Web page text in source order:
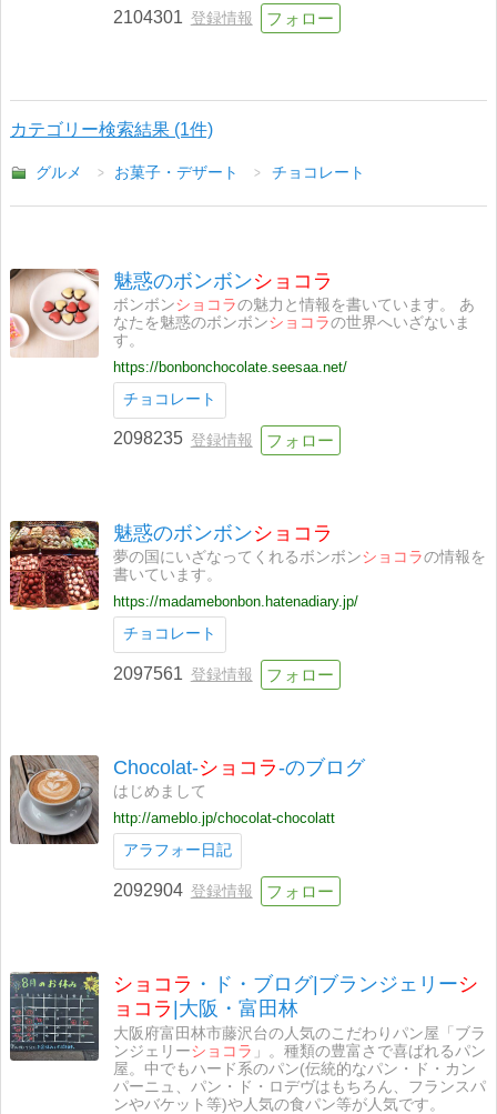
2104301 登録情報
カテゴリー検索結果 (1件)
グルメ お菓子・デザート チョコレート
魅惑のボンボンショコラ
ボンボンショコラの魅力と情報を書いています。 あ
なたを魅惑のボンボンショコラの世界へいざないま
す。
https://bonbonchocolate.seesaa.net/
チョコレート
2098235 登録情報
魅惑のボンボンショコラ
夢の国にいざなってくれるボンボンショコラの情報を
書いています。
https://madamebonbon.hatenadiary.jp/
チョコレート
2097561 登録情報
Chocolat-ショコラ-のブログ
はじめまして
http://ameblo.jp/chocolat-chocolatt
アラフォー日記
2092904 登録情報
ショコラ ・ド・ブログ|ブランジェリーシ
ョコラ |大阪・富田林
大阪府富田林市藤沢台の人気のこだわりパン屋「ブラ
ンジェリーショコラ 」。種類の豊富さで喜ばれるパン
屋。中でもハード系のパン(伝統的なパン・ド・カン
パーニュ、パン・ド・ロデヴはもちろん、フランスパ
ンやバケット等)や人気の食パン等が人気です。